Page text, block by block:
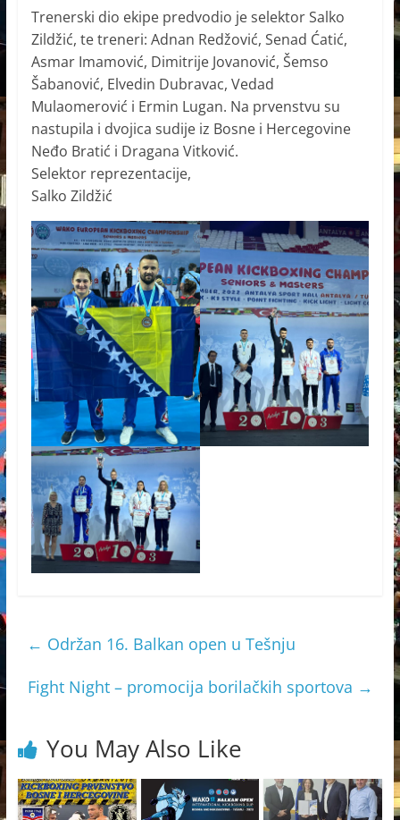
Trenerski dio ekipe predvodio je selektor Salko
Zildžić, te treneri: Adnan Redžović, Senad Ćatić,
Asmar Imamović, Dimitrije Jovanović, Šemso
Šabanović, Elvedin Dubravac, Vedad
Mulaomerović i Ermin Lugan. Na prvenstvu su
nastupila i dvojica sudije iz Bosne i Hercegovine
Neđo Bratić i Dragana Vitković.
Selektor reprezentacije,
Salko Zildžić
← Održan 16. Balkan open u Tešnju
Fight Night – promocija borilačkih sportova →
You May Also Like